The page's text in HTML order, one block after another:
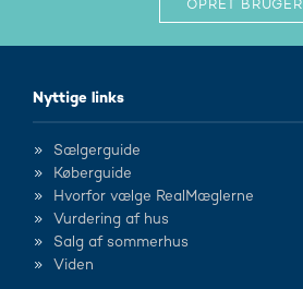
OPRET BRUGER
Nyttige links
Sælgerguide
Køberguide
Hvorfor vælge RealMæglerne
Vurdering af hus
Salg af sommerhus
Viden